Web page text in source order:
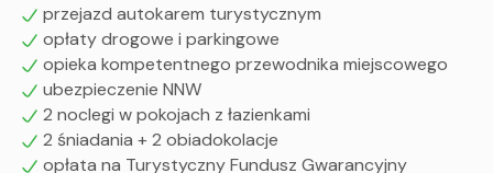
Zwiedzanie z przewodnikiem: Wieliczka – Muzeum Żup
Krakowskich
Opcjonalnie: Łagiewniki, Ogród Doświadczeń
Przyjazd na miejsce zbiórki w godzinach wieczornych
przejazd autokarem turystycznym
opłaty drogowe i parkingowe
opieka kompetentnego przewodnika miejscowego
ubezpieczenie NNW
2 noclegi w pokojach z łazienkami
2 śniadania + 2 obiadokolacje
opłata na Turystyczny Fundusz Gwarancyjny